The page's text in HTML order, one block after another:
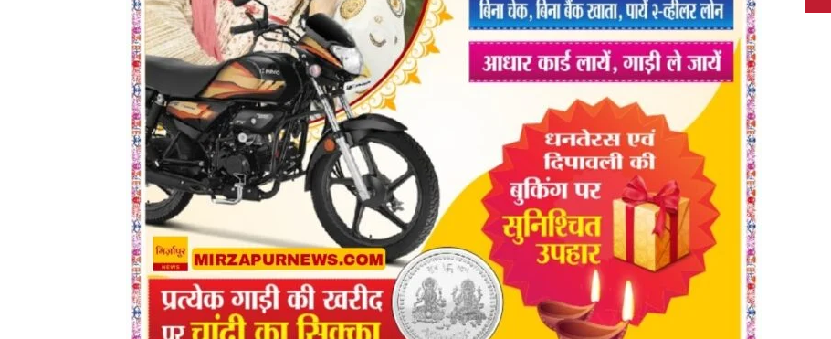
Latest
News
in